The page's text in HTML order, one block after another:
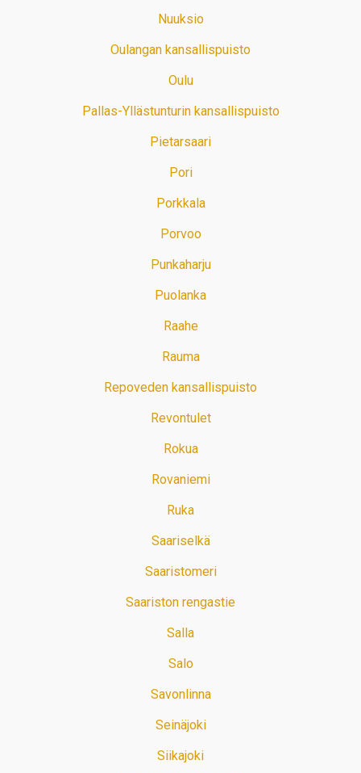
Nuuksio
Oulangan kansallispuisto
Oulu
Pallas-Yllästunturin kansallispuisto
Pietarsaari
Pori
Porkkala
Porvoo
Punkaharju
Puolanka
Raahe
Rauma
Repoveden kansallispuisto
Revontulet
Rokua
Rovaniemi
Ruka
Saariselkä
Saaristomeri
Saariston rengastie
Salla
Salo
Savonlinna
Seinäjoki
Siikajoki